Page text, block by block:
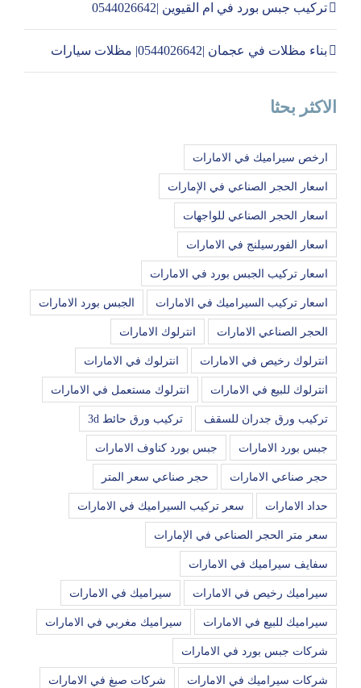
تركيب جبس بورد في ام القيوين |0544026642
بناء مظلات في عجمان |0544026642| مظلات سيارات
الاكثر بحثا
ارخص سيراميك في الامارات
اسعار الحجر الصناعي في الإمارات
اسعار الحجر الصناعي للواجهات
اسعار الفورسيلنج في الامارات
اسعار تركيب الجبس بورد في الامارات
اسعار تركيب السيراميك في الامارات الجبس بورد الامارات
الحجر الصناعي الامارات انترلوك الامارات
انترلوك رخيص في الامارات انترلوك في الامارات
انترلوك للبيع في الامارات انترلوك مستعمل في الامارات
تركيب ورق جدران للسقف تركيب ورق حائط 3d
جبس بورد الامارات جبس بورد كناوف الامارات
حجر صناعي الامارات حجر صناعي سعر المتر
حداد الامارات سعر تركيب السيراميك في الامارات
سعر متر الحجر الصناعي في الإمارات
سفايف سيراميك في الامارات
سيراميك رخيص في الامارات سيراميك في الامارات
سيراميك للبيع في الامارات سيراميك مغربي في الامارات
شركات جبس بورد في الامارات
شركات سيراميك في الامارات شركات صبغ في الامارات